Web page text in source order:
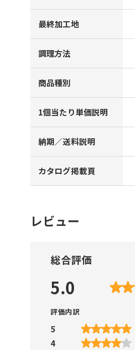
最終加工地
調理方法
商品種別
1個当たり単価説明
納期／送料説明
カタログ掲載頁
レビュー
総合評価
5.0
評価内訳
5
4